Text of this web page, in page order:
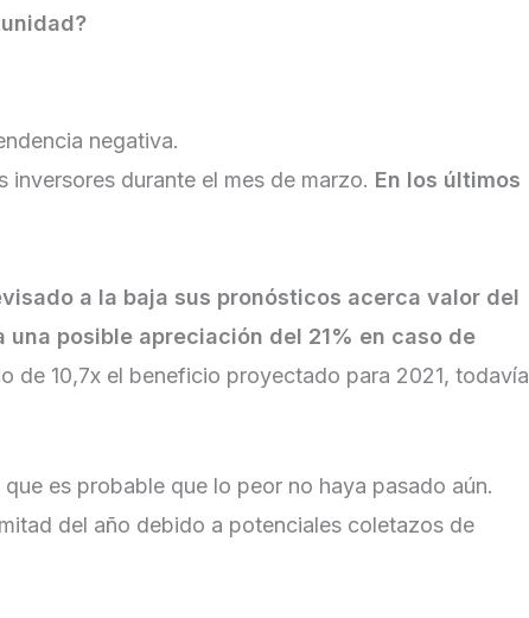
negativa.
durante el mes de marzo. En los últimos
a la baja sus pronósticos acerca valor del
posible apreciación del 21% en caso de
de 10,7x el beneficio proyectado para 2021, todavía
es probable que lo peor no haya pasado aún.
del año debido a potenciales coletazos de